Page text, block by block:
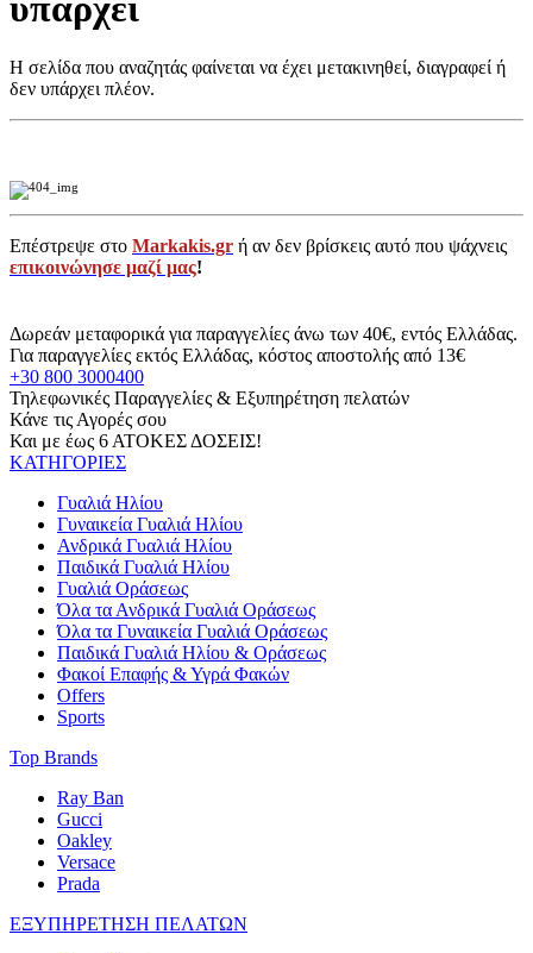
υπάρχει
Η σελίδα που αναζητάς φαίνεται να έχει μετακινηθεί, διαγραφεί ή
δεν υπάρχει πλέον.
Επέστρεψε στο Markakis.gr ή αν δεν βρίσκεις αυτό που ψάχνεις
επικοινώνησε μαζί μας!
Δωρεάν μεταφορικά για παραγγελίες άνω των 40€, εντός Ελλάδας.
Για παραγγελίες εκτός Ελλάδας, κόστος αποστολής από 13€
+30 800 3000400
Τηλεφωνικές Παραγγελίες & Εξυπηρέτηση πελατών
Κάνε τις Αγορές σου
Και με έως 6 ΑΤΟΚΕΣ ΔΟΣΕΙΣ!
ΚΑΤΗΓΟΡΙΕΣ
Γυαλιά Ηλίου
Γυναικεία Γυαλιά Ηλίου
Ανδρικά Γυαλιά Ηλίου
Παιδικά Γυαλιά Ηλίου
Γυαλιά Οράσεως
Όλα τα Ανδρικά Γυαλιά Οράσεως
Όλα τα Γυναικεία Γυαλιά Οράσεως
Παιδικά Γυαλιά Ηλίου & Οράσεως
Φακοί Επαφής & Υγρά Φακών
Offers
Sports
Top Brands
Ray Ban
Gucci
Oakley
Versace
Prada
ΕΞΥΠΗΡΕΤΗΣΗ ΠΕΛΑΤΩΝ